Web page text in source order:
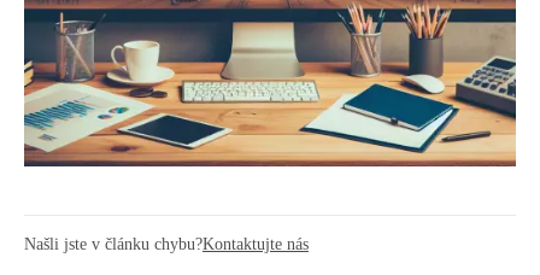
Našli jste v článku chybu?Kontaktujte nás